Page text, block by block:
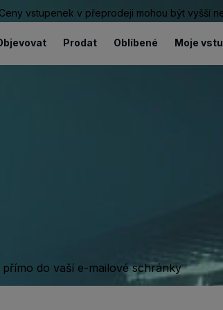
vstupenek v přeprodeji mohou být vyšší
Prodat Oblíbené Moje
do vaší e-mailové schránky